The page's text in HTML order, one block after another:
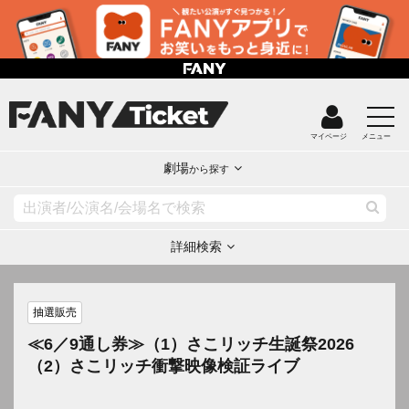
マイページ メニュー
劇場から探す
詳細検索
抽選販売
≪6／9通し券≫（1）さこリッチ生誕祭2026
（2）さこリッチ衝撃映像検証ライブ